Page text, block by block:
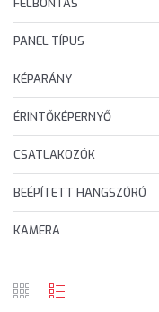
FELBONTÁS
PANEL TÍPUS
KÉPARÁNY
ÉRINTŐKÉPERNYŐ
CSATLAKOZÓK
BEÉPÍTETT HANGSZÓRÓ
KAMERA